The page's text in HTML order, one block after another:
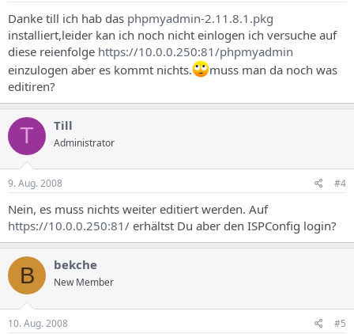
Danke till ich hab das phpmyadmin-2.11.8.1.pkg
installiert,leider kan ich noch nicht einlogen ich versuche auf
diese reienfolge https://10.0.0.250:81/phpmyadmin
einzulogen aber es kommt nichts.
muss man da noch was
editiren?
T Till
Administrator
9. Aug. 2008 #4
Nein, es muss nichts weiter editiert werden. Auf
https://10.0.0.250:81/ erhältst Du aber den ISPConfig login?
B bekche
New Member
10. Aug. 2008 #5